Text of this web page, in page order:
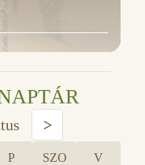
>
P SZO V